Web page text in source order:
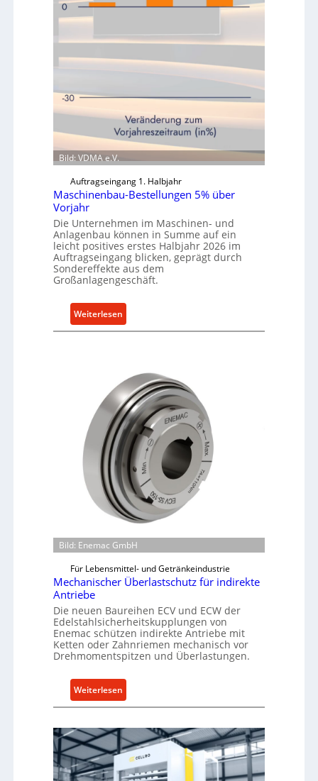
Bild: VDMA e.V.
Auftragseingang 1. Halbjahr
Maschinenbau-Bestellungen 5% über
Vorjahr
Die Unternehmen im Maschinen- und
Anlagenbau können in Summe auf ein
leicht positives erstes Halbjahr 2026 im
Auftragseingang blicken, geprägt durch
Sondereffekte aus dem
Großanlagengeschäft.
Weiterlesen
M
h
i
n
e
n
b
a
u
-
B
e
s
t
e
l
u
n
g
5
ü
b
r
Bild: Enemac GmbH
Für Lebensmittel- und Getränkeindustrie
Mechanischer Überlastschutz für indirekte
Antriebe
Die neuen Baureihen ECV und ECW der
Edelstahlsicherheitskupplungen von
Enemac schützen indirekte Antriebe mit
Ketten oder Zahnriemen mechanisch vor
Drehmomentspitzen und Überlastungen.
Weiterlesen
M
c
h
n